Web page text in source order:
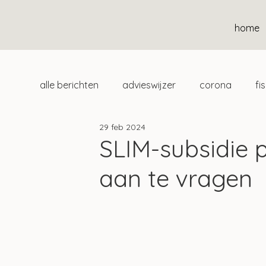
home
alle berichten advieswijzer corona
duurzaam home
SLIM-subsidie
aan te vragen
29 feb 2024